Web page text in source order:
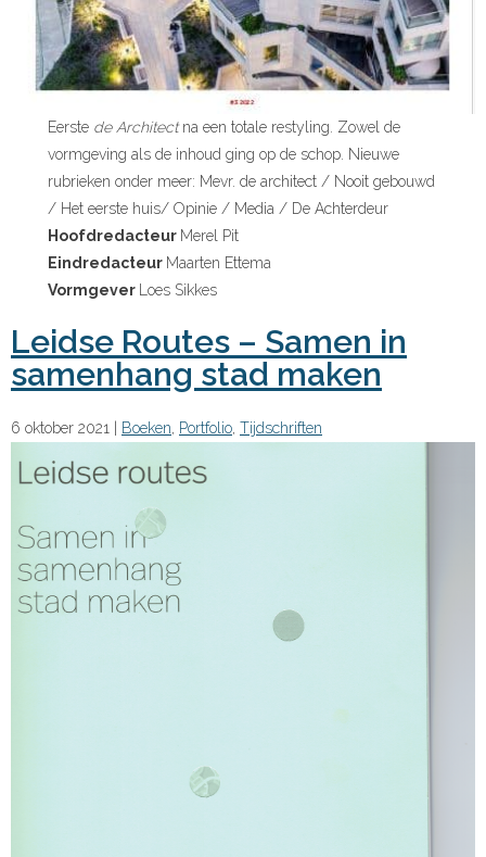
Eerste de Architectna een totale restyling. Zowel de
vormgeving als de inhoud ging op de schop. Nieuwe
rubrieken onder meer: Mevr. de architect / Nooit gebouwd
/ Het eerste huis/ Opinie / Media / De Achterdeur
Hoofdredacteur Merel Pit
Eindredacteur Maarten Ettema
Vormgever Loes Sikkes
Leidse Routes – Samen in
samenhang stad maken
6 oktober 2021 Boeken, Portfolio, Tijdschriften